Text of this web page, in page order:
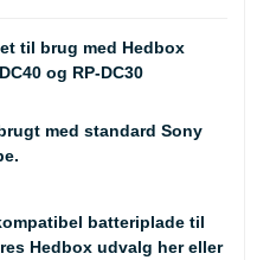
til brug med Hedbox
og RP-DC30
med standard Sony
batteriplade til
Hedbox udvalg hereller